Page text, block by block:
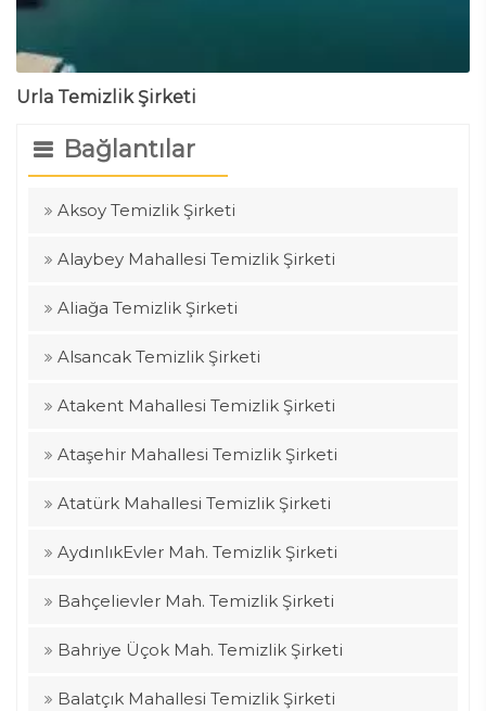
Urla Temizlik Şirketi
Bağlantılar
Aksoy Temizlik Şirketi
Alaybey Mahallesi Temizlik Şirketi
Aliağa Temizlik Şirketi
Alsancak Temizlik Şirketi
Atakent Mahallesi Temizlik Şirketi
Ataşehir Mahallesi Temizlik Şirketi
Atatürk Mahallesi Temizlik Şirketi
AydınlıkEvler Mah. Temizlik Şirketi
Bahçelievler Mah. Temizlik Şirketi
Bahriye Üçok Mah. Temizlik Şirketi
Balatçık Mahallesi Temizlik Şirketi